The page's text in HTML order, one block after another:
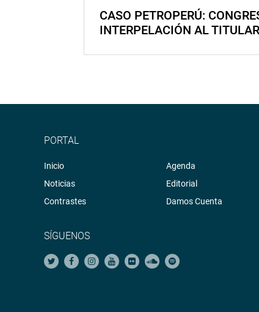
CASO PETROPERÚ:
INTERPELACIÓN AL
PORTAL
Inicio
Noticias
Contrastes
Agenda
Editorial
Damos Cuenta
SÍGUENOS